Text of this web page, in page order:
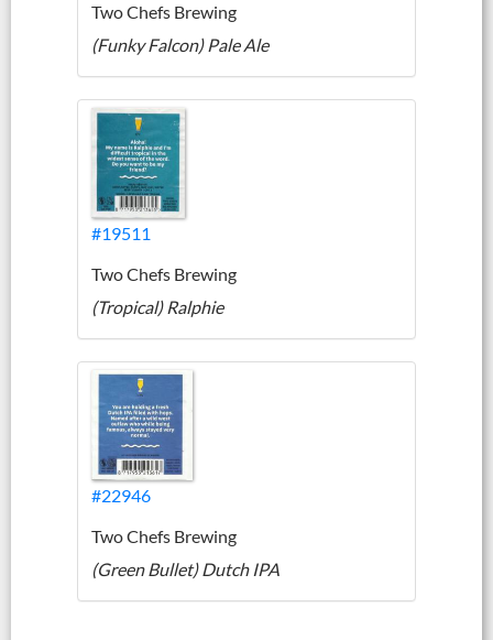
Two Chefs Brewing
(Funky Falcon) Pale Ale
#19511
Two Chefs Brewing
(Tropical) Ralphie
#22946
Two Chefs Brewing
(Green Bullet) Dutch IPA